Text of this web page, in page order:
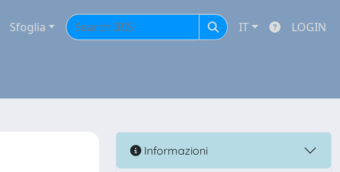
Sfoglia IT LOGIN
Informazioni